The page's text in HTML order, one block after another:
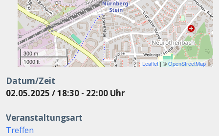
300 m
1000 ft
Leaflet| ©OpenStreetMap
Datum/Zeit
02.05.2025 / 18:30 - 22:00 Uhr
Veranstaltungsart
Treffen